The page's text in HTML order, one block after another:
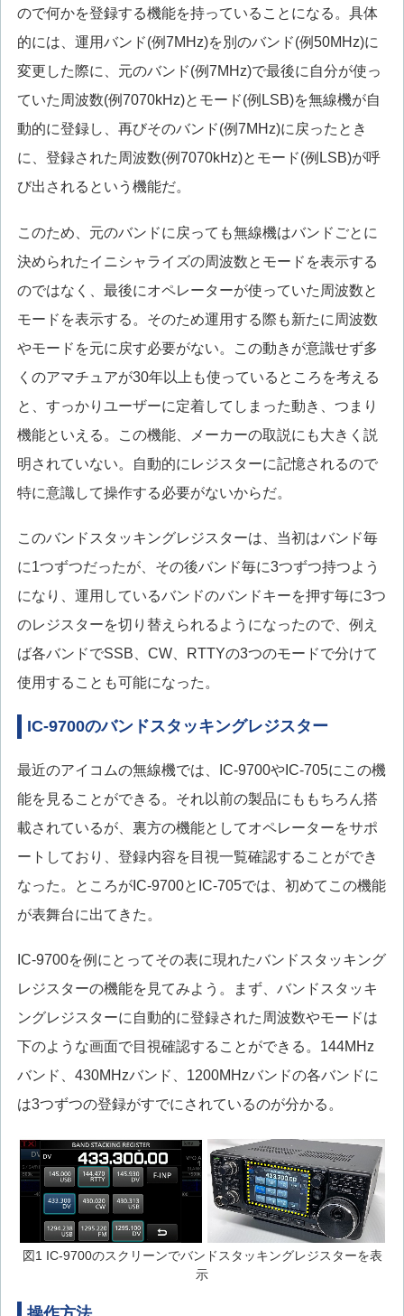
ので何かを登録する機能を持っていることになる。具体
的には、運用バンド(例7MHz)を別のバンド(例50MHz)に
変更した際に、元のバンド(例7MHz)で最後に自分が使っ
ていた周波数(例7070kHz)とモード(例LSB)を無線機が自
動的に登録し、再びそのバンド(例7MHz)に戻ったとき
に、登録された周波数(例7070kHz)とモード(例LSB)が呼
び出されるという機能だ。
このため、元のバンドに戻っても無線機はバンドごとに
決められたイニシャライズの周波数とモードを表示する
のではなく、最後にオペレーターが使っていた周波数と
モードを表示する。そのため運用する際も新たに周波数
やモードを元に戻す必要がない。この動きが意識せず多
くのアマチュアが30年以上も使っているところを考える
と、すっかりユーザーに定着してしまった動き、つまり
機能といえる。この機能、メーカーの取説にも大きく説
明されていない。自動的にレジスターに記憶されるので
特に意識して操作する必要がないからだ。
このバンドスタッキングレジスターは、当初はバンド毎
に1つずつだったが、その後バンド毎に3つずつ持つよう
になり、運用しているバンドのバンドキーを押す毎に3つ
のレジスターを切り替えられるようになったので、例え
ば各バンドでSSB、CW、RTTYの3つのモードで分けて
使用することも可能になった。
IC-9700のバンドスタッキングレジスター
最近のアイコムの無線機では、IC-9700やIC-705にこの機
能を見ることができる。それ以前の製品にももちろん搭
載されているが、裏方の機能としてオペレーターをサポ
ートしており、登録内容を目視一覧確認することができ
なった。ところがIC-9700とIC-705では、初めてこの機能
が表舞台に出てきた。
IC-9700を例にとってその表に現れたバンドスタッキング
レジスターの機能を見てみよう。まず、バンドスタッキ
ングレジスターに自動的に登録された周波数やモードは
下のような画面で目視確認することができる。144MHz
バンド、430MHzバンド、1200MHzバンドの各バンドに
は3つずつの登録がすでにされているのが分かる。
図1 IC-9700のスクリーンでバンドスタッキングレジスターを表
示